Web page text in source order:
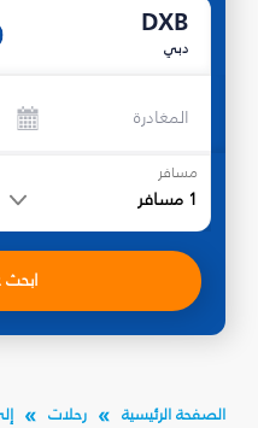
DXB
دبي
المغادرة
مسافر
1 مسافر
ابحث
الصفحة الرئيسية رحلات